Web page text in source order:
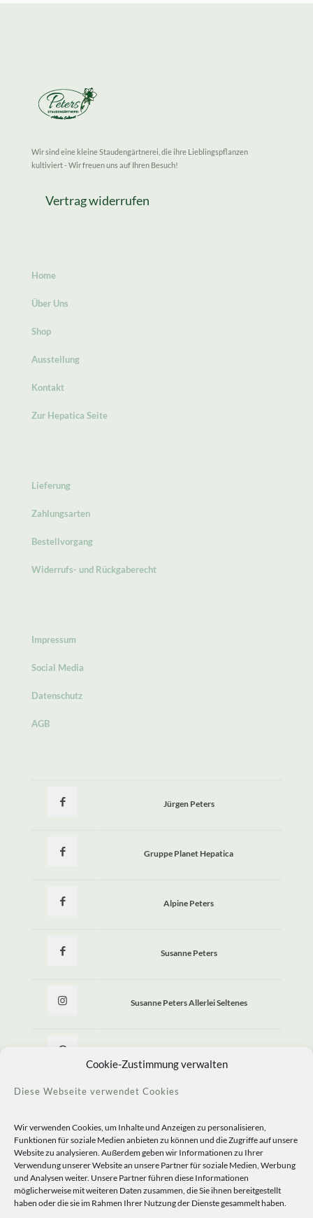
Cookie-Zustimmung verwalten
Diese Webseite verwendet Cookies
Wir verwenden Cookies, um Inhalte und Anzeigen zu personalisieren,
Funktionen für soziale Medien anbieten zu können und die Zugriffe auf unsere
Website zu analysieren. Außerdem geben wir Informationen zu Ihrer
Verwendung unserer Website an unsere Partner für soziale Medien, Werbung
und Analysen weiter. Unsere Partner führen diese Informationen
möglicherweise mit weiteren Daten zusammen, die Sie ihnen bereitgestellt
haben oder die sie im Rahmen Ihrer Nutzung der Dienste gesammelt haben.
Wir sind eine kleine Staudengärtnerei, die ihre Lieblingspflanzen
kultiviert - Wir freuen uns auf Ihren Besuch!
Vertrag widerrufen
Home
Über Uns
Shop
Ausstellung
Kontakt
Zur Hepatica Seite
Lieferung
Zahlungsarten
Bestellvorgang
Widerrufs- und Rückgaberecht
Impressum
Social Media
Datenschutz
AGB
Jürgen Peters
Gruppe Planet Hepatica
Alpine Peters
Susanne Peters
Susanne Peters Allerlei Seltenes